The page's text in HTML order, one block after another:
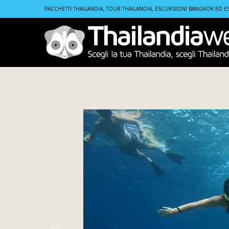
PACCHETTI THAILANDIA, TOUR THAILANDIA, ESCURSIONI BANGKOK ED
Home Tours Snorkeling Gili Islands giornata intera |